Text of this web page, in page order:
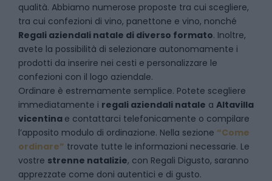
qualità. Abbiamo numerose proposte tra cui scegliere,
tra cui confezioni di vino, panettone e vino, nonché
Regali aziendali natale di diverso formato. Inoltre,
avete la possibilità di selezionare autonomamente i
prodotti da inserire nei cesti e personalizzare le
confezioni con il logo aziendale.
Ordinare è estremamente semplice. Potete scegliere
immediatamente i regali aziendali natale a Altavilla
vicentina e contattarci telefonicamente o compilare
l’apposito modulo di ordinazione. Nella sezione “Come
ordinare” trovate tutte le informazioni necessarie. Le
vostre strenne natalizie, con Regali Digusto, saranno
apprezzate come doni autentici e di gusto.